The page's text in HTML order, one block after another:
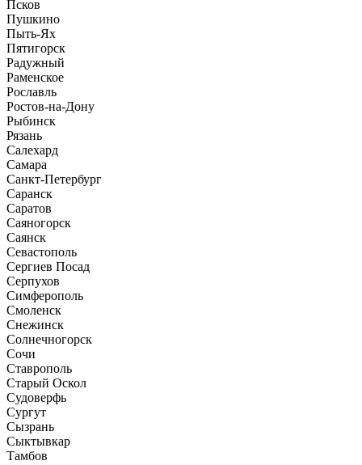
Псков
Пушкино
Пыть-Ях
Пятигорск
Радужный
Раменское
Рославль
Ростов-на-Дону
Рыбинск
Рязань
Салехард
Самара
Санкт-Петербург
Саранск
Саратов
Саяногорск
Саянск
Севастополь
Сергиев Посад
Серпухов
Симферополь
Смоленск
Снежинск
Солнечногорск
Сочи
Ставрополь
Старый Оскол
Судоверфь
Сургут
Сызрань
Сыктывкар
Тамбов